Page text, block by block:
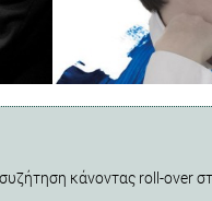
κάνοντας roll-over